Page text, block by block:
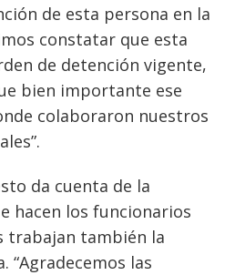
de esta persona en la
constatar que esta
de detención vigente,
bien importante ese
colaboraron nuestros
da cuenta de la
hacen los funcionarios
trabajan también la
“Agradecemos las